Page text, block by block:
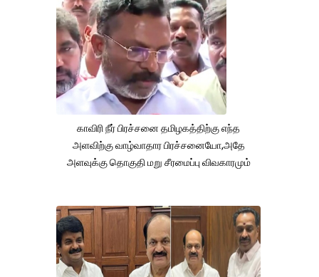
காவிரி நீர் பிரச்சனை தமிழகத்திற்கு எந்த
அளவிற்கு வாழ்வாதார பிரச்சனையோ,அதே
அளவுக்கு தொகுதி மறு சீரமைப்பு விவகாரமும்